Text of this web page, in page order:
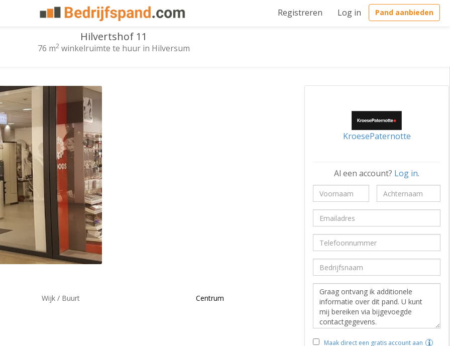
Registreren Log in Pand aanbieden
Hilvertshof 11
76 m2winkelruimte te huur in Hilversum
Wijk / Buurt Centrum
KroesePaternotte
Al een account? Log in.
Maak direct een gratis account aan